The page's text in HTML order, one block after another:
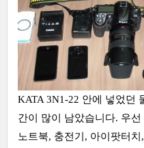
KATA 3N1-22 안에 넣었던
간이 많이 남았습니다. 우
노트북, 충전기, 아이팟터